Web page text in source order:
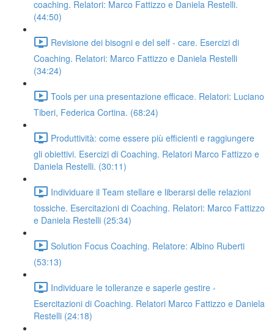
coaching. Relatori: Marco Fattizzo e Daniela Restelli.
(44:50)
Revisione dei bisogni e del self - care. Esercizi di
Coaching. Relatori: Marco Fattizzo e Daniela Restelli
(34:24)
Tools per una presentazione efficace. Relatori: Luciano
Tiberi, Federica Cortina. (68:24)
Produttività: come essere più efficienti e raggiungere
gli obiettivi. Esercizi di Coaching. Relatori Marco Fattizzo e
Daniela Restelli. (30:11)
Individuare il Team stellare e liberarsi delle relazioni
tossiche. Esercitazioni di Coaching. Relatori: Marco Fattizzo
e Daniela Restelli (25:34)
Solution Focus Coaching. Relatore: Albino Ruberti
(53:13)
Individuare le tolleranze e saperle gestire -
Esercitazioni di Coaching. Relatori Marco Fattizzo e Daniela
Restelli (24:18)